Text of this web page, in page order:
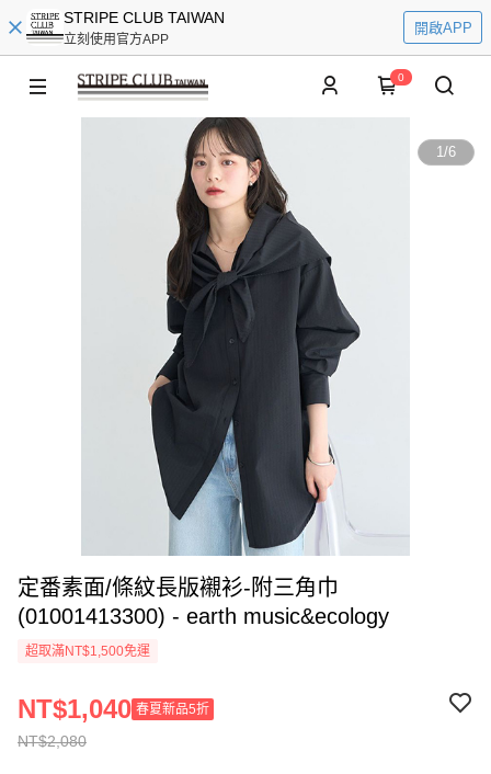
STRIPE CLUB TAIWAN
立刻使用官方APP
開啟APP
0
1/6
定番素面/條紋長版襯衫-附三角巾
(01001413300) - earth music&ecology
超取滿NT$1,500免運
NT$2,080
NT$1,040 春夏新品5折